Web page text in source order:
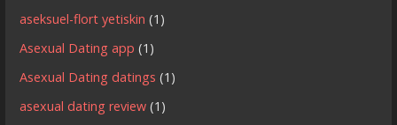
aseksuel-flort yetiskin (1)
Asexual Dating app (1)
Asexual Dating datings (1)
asexual dating review (1)